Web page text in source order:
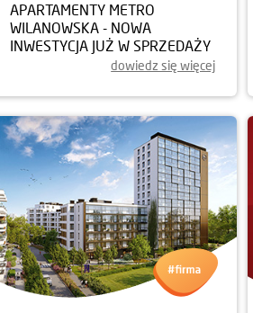
APARTAMENTY METRO
WILANOWSKA - NOWA
INWESTYCJA JUŻ W SPRZEDAŻY
dowiedz się więcej